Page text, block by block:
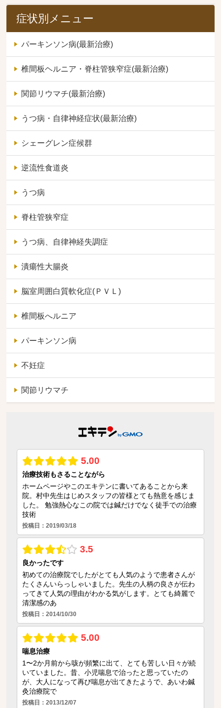
症状別メニュー
パーキンソン病(最新治療)
椎間板ヘルニア・脊柱管狭窄症(最新治療)
関節リウマチ(最新治療)
うつ病・自律神経症状(最新治療)
シェーグレン症候群
逆流性食道炎
うつ病
脊柱管狭窄症
うつ病、自律神経失調症
潰瘍性大腸炎
脳室周囲白質軟化症(ＰＶＬ)
椎間板へルニア
パーキンソン病
不妊症
関節リウマチ